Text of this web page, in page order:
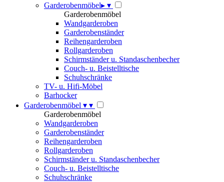
Garderobenmöbel▸ ▾
Garderobenmöbel
Wandgarderoben
Garderobenständer
Reihengarderoben
Rollgarderoben
Schirmständer u. Standaschenbecher
Couch- u. Beistelltische
Schuhschränke
TV- u. Hifi-Möbel
Barhocker
Garderobenmöbel ▾ ▾
Garderobenmöbel
Wandgarderoben
Garderobenständer
Reihengarderoben
Rollgarderoben
Schirmständer u. Standaschenbecher
Couch- u. Beistelltische
Schuhschränke